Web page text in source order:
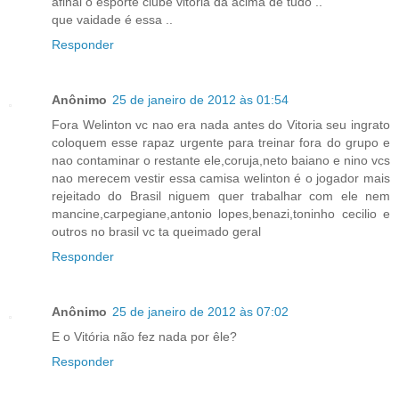
que vaidade é essa ..
Responder
Anônimo 25 de janeiro de 2012 às 01:54
Fora Welinton vc nao era nada antes do Vitoria seu ingrato
coloquem esse rapaz urgente para treinar fora do grupo e
nao contaminar o restante ele,coruja,neto baiano e nino vcs
nao merecem vestir essa camisa welinton é o jogador mais
rejeitado do Brasil niguem quer trabalhar com ele nem
mancine,carpegiane,antonio lopes,benazi,toninho cecilio e
outros no brasil vc ta queimado geral
Responder
Anônimo 25 de janeiro de 2012 às 07:02
E o Vitória não fez nada por êle?
Responder